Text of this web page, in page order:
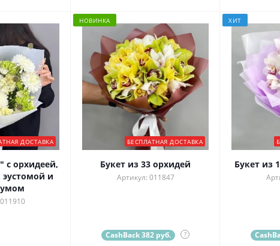
ДОСТАВКА
с орхидеей,
и
НОВИНКА
БЕСПЛАТНАЯ ДОСТАВКА
Букет из 33 орхидей
Артикул: 011847
CashBack 382 руб. ?
ХИТ
Букет из